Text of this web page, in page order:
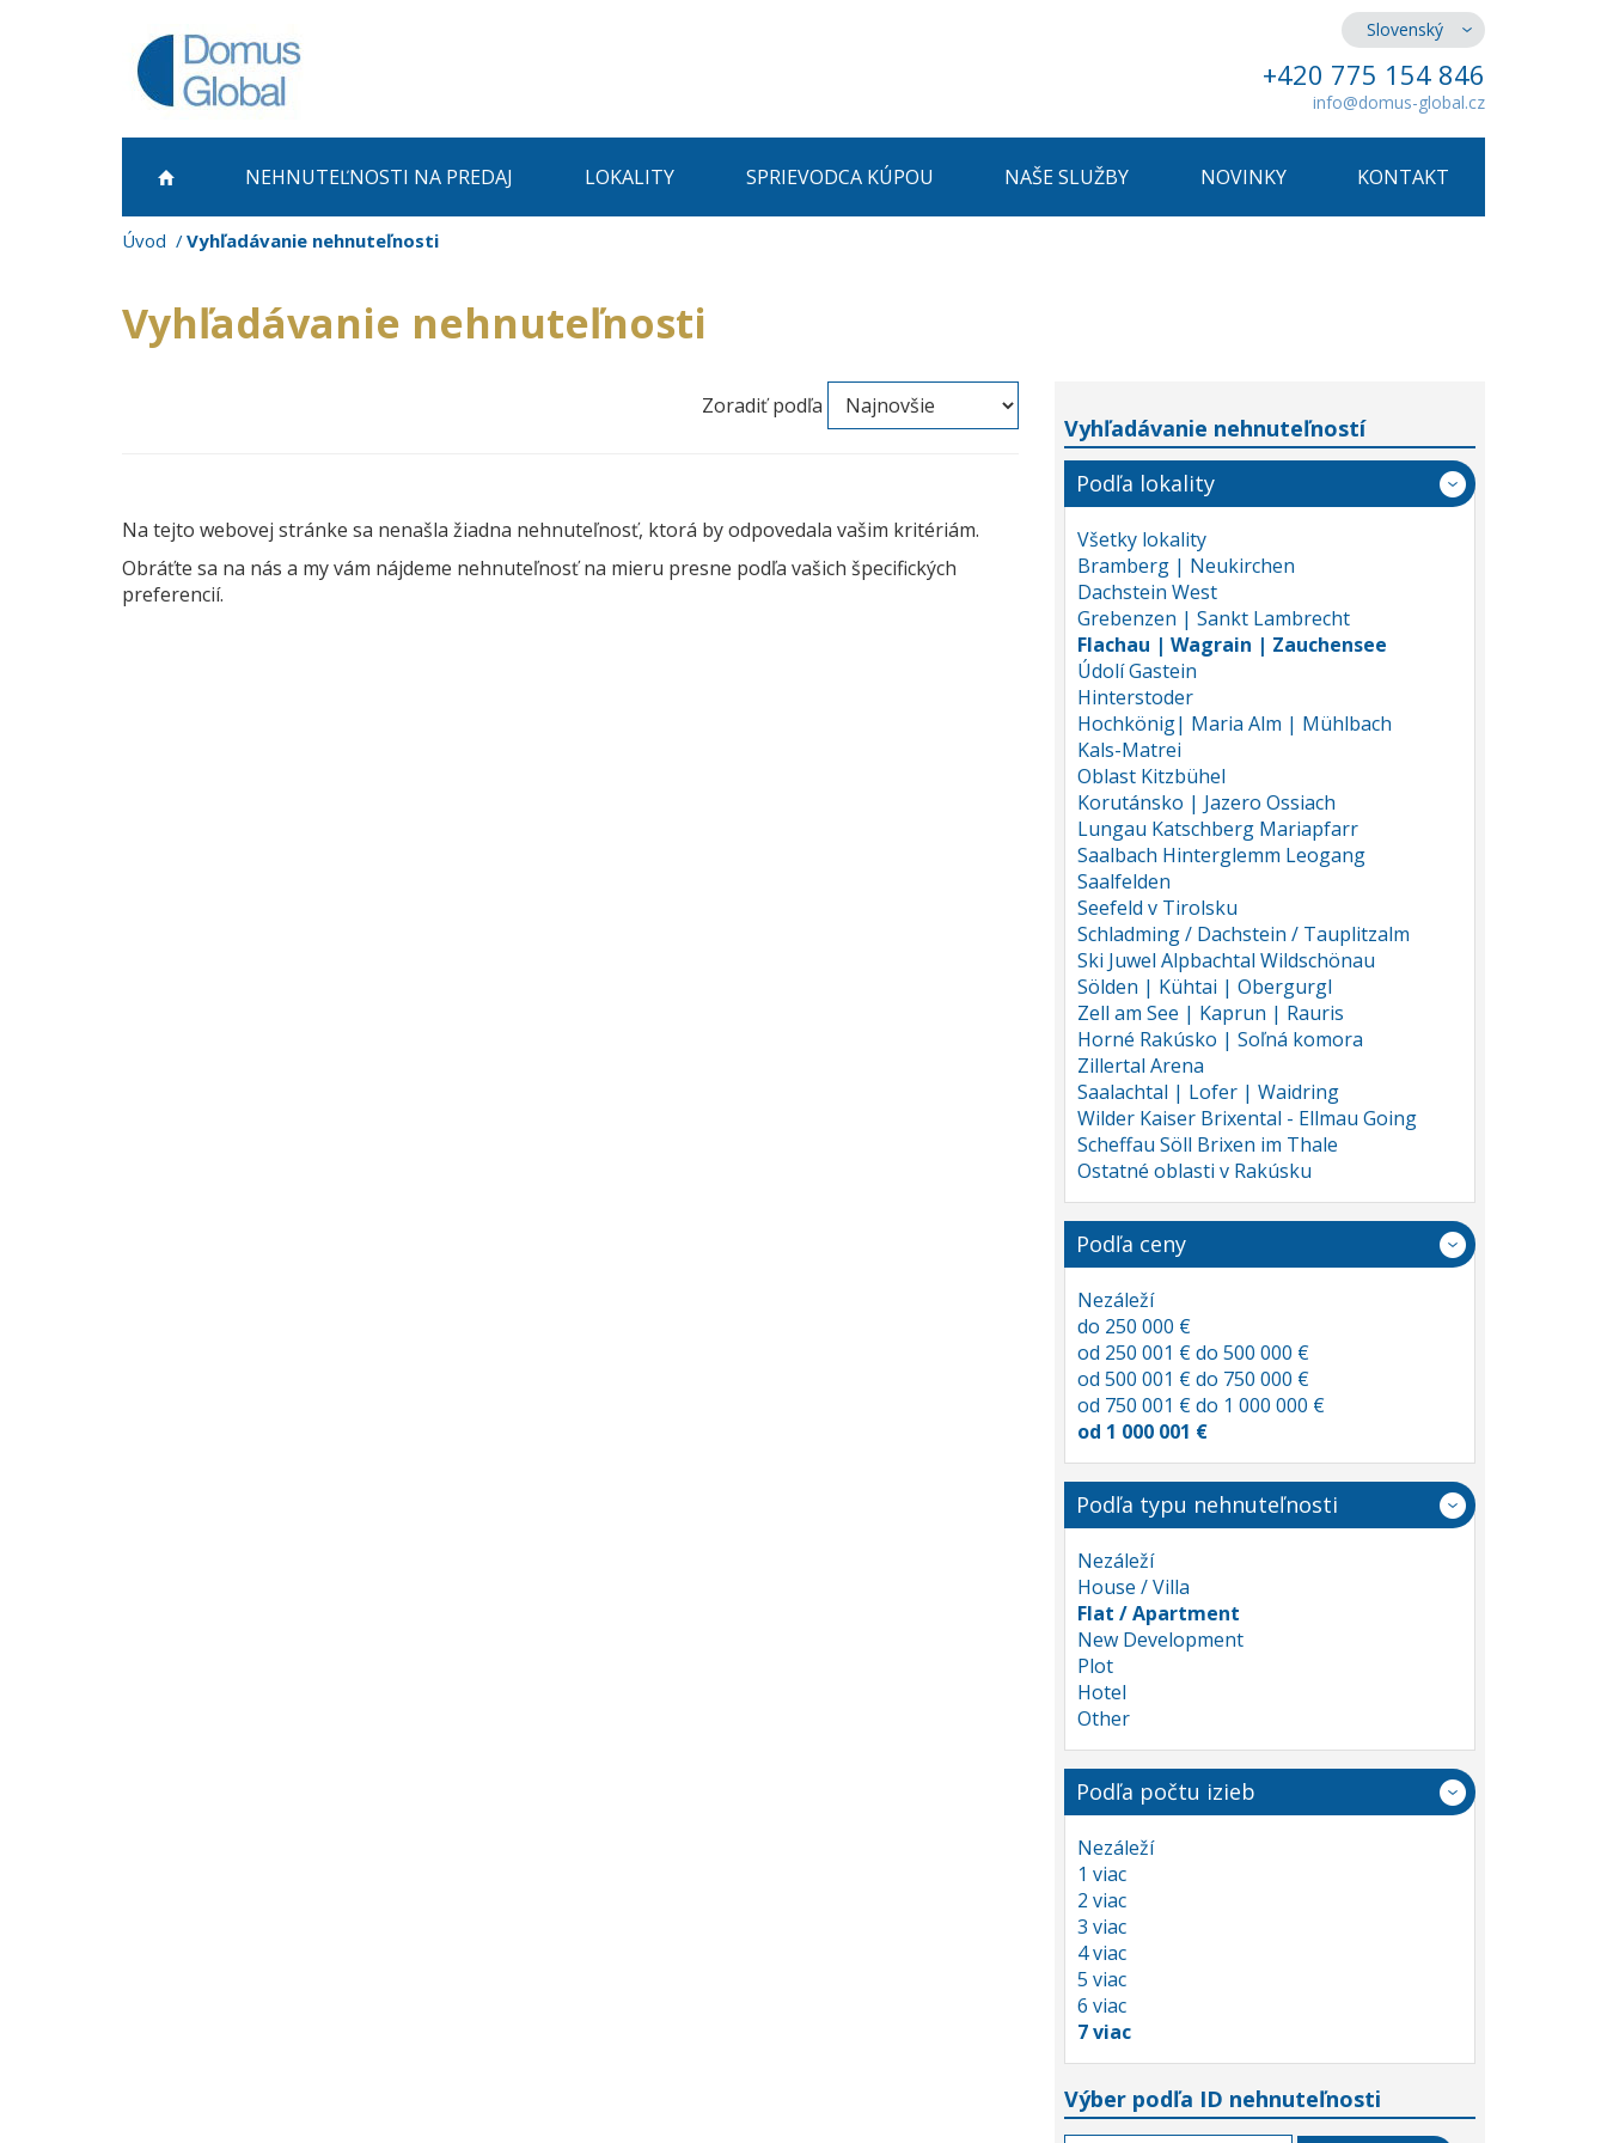
Slovenský
+420 775 154 846
info@domus-global.cz
NEHNUTEĽNOSTI NA PREDAJ LOKALITY SPRIEVODCA KÚPOU NAŠE SLUŽBY NOVINKY KONTAKT
Úvod Vyhľadávanie nehnuteľnosti
Vyhľadávanie nehnuteľnosti
Zoradiť podľa
Na tejto webovej stránke sa nenašla žiadna nehnuteľnosť, ktorá by odpovedala vašim kritériám.
Obráťte sa na nás a my vám nájdeme nehnuteľnosť na mieru presne podľa vašich špecifických
preferencií.
Vyhľadávanie nehnuteľností
Podľa lokality
Všetky lokality
Bramberg | Neukirchen
Dachstein West
Grebenzen | Sankt Lambrecht
Flachau | Wagrain | Zauchensee
Údolí Gastein
Hinterstoder
Hochkönig| Maria Alm | Mühlbach
Kals-Matrei
Oblast Kitzbühel
Korutánsko | Jazero Ossiach
Lungau Katschberg Mariapfarr
Saalbach Hinterglemm Leogang
Saalfelden
Seefeld v Tirolsku
Schladming / Dachstein / Tauplitzalm
Ski Juwel Alpbachtal Wildschönau
Sölden | Kühtai | Obergurgl
Zell am See | Kaprun | Rauris
Horné Rakúsko | Soľná komora
Zillertal Arena
Saalachtal | Lofer | Waidring
Wilder Kaiser Brixental - Ellmau Going
Scheffau Söll Brixen im Thale
Ostatné oblasti v Rakúsku
Podľa ceny
Nezáleží
do 250 000 €
od 250 001 € do 500 000 €
od 500 001 € do 750 000 €
od 750 001 € do 1 000 000 €
od 1 000 001 €
Podľa typu nehnuteľnosti
Nezáleží
House / Villa
Flat / Apartment
New Development
Plot
Hotel
Other
Podľa počtu izieb
Nezáleží
1 viac
2 viac
3 viac
4 viac
5 viac
6 viac
7 viac
Výber podľa ID nehnuteľnosti